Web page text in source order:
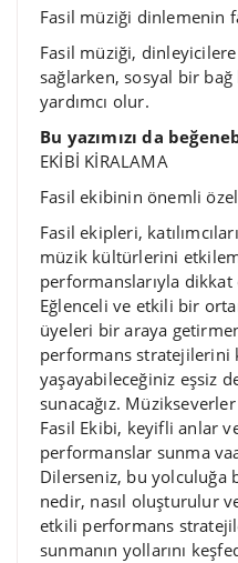
Fasil müziği dinlemenin
Fasil müziği,
sağlarken, sosyal bir
yardımcı olur.
Bu yazımızı da
EKİBİ KİRALAMA
Fasil ekibinin önemli
Fasil ekipleri,
müzik kültürlerini
performanslarıyla dikkat
Eğlenceli ve etkili bir
üyeleri bir araya
performans stratejilerini
yaşayabileceğiniz eşsiz
sunacağız.
Fasil Ekibi, keyifli anlar
performanslar sunma
Dilerseniz, bu yolculuğa
nedir, nasıl oluşturulur
etkili performans
sunmanın yollarını